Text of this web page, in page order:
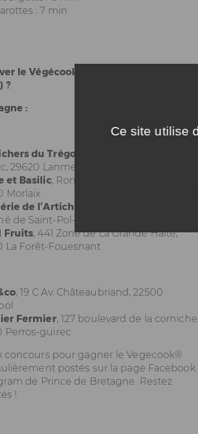
: 7 min
le Végécook
?
:
du Trégor
29620 Lanmeur
et Basilic, Rond point de la Vierge Noire,
Morlaix
de l’Artichaut
de Saint-Pol-de-Léon
Fruits, 441 Zone de La Grande Halte,
La Forêt-Fouesnant
, 19 C Av. Châteaubriand, 22500
Fermier, 127 boulevard de la corniche,
Perros-guirec
concours pour gagner le Vegecook®
postés sur la page Facebook
de Prince de Bretagne. Restez
!
Ce site utilise